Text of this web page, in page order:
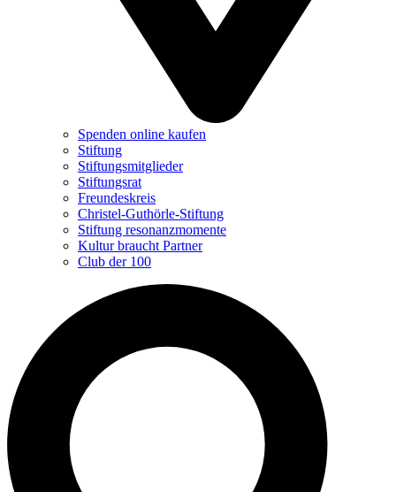
Spenden online kaufen
Stiftung
Stiftungsmitglieder
Stiftungsrat
Freundeskreis
Christel-Guthörle-Stiftung
Stiftung resonanzmomente
Kultur braucht Partner
Club der 100